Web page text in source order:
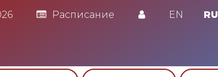
Расписание EN RU